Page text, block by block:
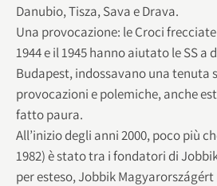
Danubio, Tisza, Sava e Drava.
Una provocazione: le Croci
1944 e il 1945 hanno aiutato le SS a
Budapest, indossavano una tenuta
provocazioni e polemiche, anche
fatto paura.
All’inizio degli anni 2000, poco più
1982) è stato tra i fondatori di
per esteso, Jobbik